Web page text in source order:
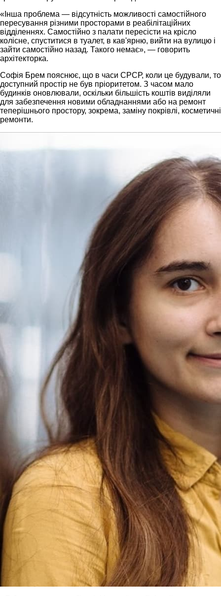
«Інша проблема — відсутність можливості самостійного
пересування різними просторами в реабілітаційних
відділеннях. Самостійно з палати пересісти на крісло
колісне, спуститися в туалет, в кав'ярню, вийти на вулицю і
зайти самостійно назад. Такого немає», — говорить
архітекторка.
Софія Брем пояснює, що в часи СРСР, коли це будували, то
доступний простір не був пріоритетом. З часом мало
будинків оновлювали, оскільки більшість коштів виділяли
для забезпечення новими обладнаннями або на ремонт
теперішнього простору, зокрема, заміну покрівлі, косметичні
ремонти.